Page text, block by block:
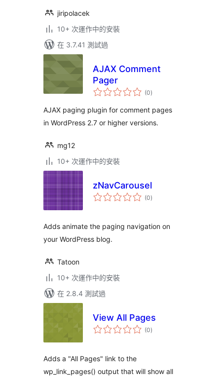
jiripolacek
10+ 次運作中的安裝
在 3.7.41 測試過
AJAX Comment
Pager
(0總
評)
AJAX paging plugin for comment pages
in WordPress 2.7 or higher versions.
mg12
10+ 次運作中的安裝
zNavCarousel
(0總
評)
Adds animate the paging navigation on
your WordPress blog.
Tatoon
10+ 次運作中的安裝
在 2.8.4 測試過
View All Pages
(0總
評)
Adds a "All Pages" link to the
wp_link_pages() output that will show all